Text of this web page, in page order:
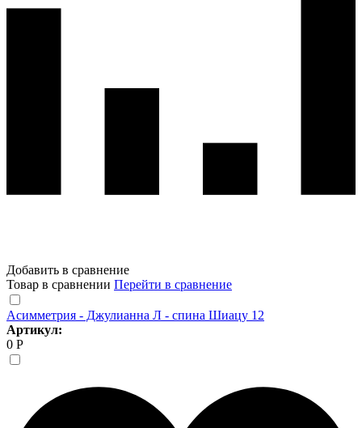
Добавить в сравнение
Товар в сравнении Перейти в сравнение
Асимметрия - Джулианна Л - спина Шиацу 12
Артикул:
0 Р